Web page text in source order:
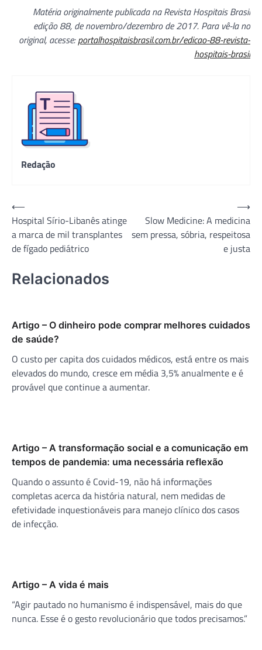
Matéria originalmente publicada na Revista Hospitais Brasil
edição 88, de novembro/dezembro de 2017. Para vê-la no
original, acesse:portalhospitaisbrasil.com.br/edicao-88-revista-
hospitais-brasil
Redação
Navegação
de
Post
⟵
Hospital Sírio-Libanês atinge
a marca de mil transplantes
de fígado pediátrico
Slow Medicine: A medicina
sem pressa, sóbria, respeitosa
e justa
⟶
Relacionados
Artigo – O dinheiro pode comprar melhores cuidados
de saúde?
O custo per capita dos cuidados médicos, está entre os mais
elevados do mundo, cresce em média 3,5% anualmente e é
provável que continue a aumentar.
Artigo – A transformação social e a comunicação em
tempos de pandemia: uma necessária reflexão
Quando o assunto é Covid-19, não há informações
completas acerca da história natural, nem medidas de
efetividade inquestionáveis para manejo clínico dos casos
de infecção.
Artigo – A vida é mais
“Agir pautado no humanismo é indispensável, mais do que
nunca. Esse é o gesto revolucionário que todos precisamos.”